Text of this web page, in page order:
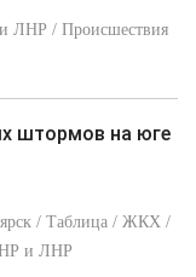
ЛНР / Происшествия
/ Таблица / ЖКХ /
и ЛНР